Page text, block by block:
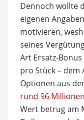
Dennoch wollte
eigenen
motivieren,
seines
Art Ersatz-
pro Stück –
Optionen aus
rund 96
Wert betrug am